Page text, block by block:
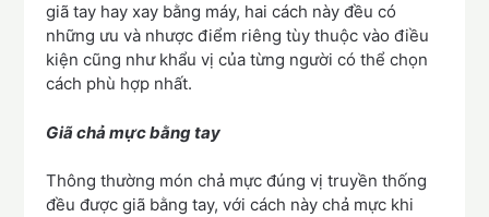
giã tay hay xay bằng máy, hai cách này đều có
những ưu và nhược điểm riêng tùy thuộc vào điều
kiện cũng như khẩu vị của từng người có thể chọn
cách phù hợp nhất.
Giã chả mực bằng tay
Thông thường món chả mực đúng vị truyền thống
đều được giã bằng tay, với cách này chả mực khi